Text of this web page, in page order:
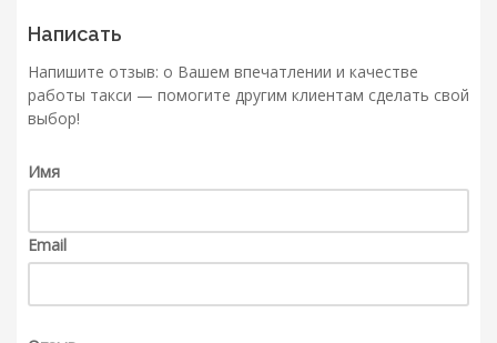
Написать
Напишите отзыв: о Вашем впечатлении и качестве
работы такси — помогите другим клиентам сделать свой
выбор!
Имя
Email